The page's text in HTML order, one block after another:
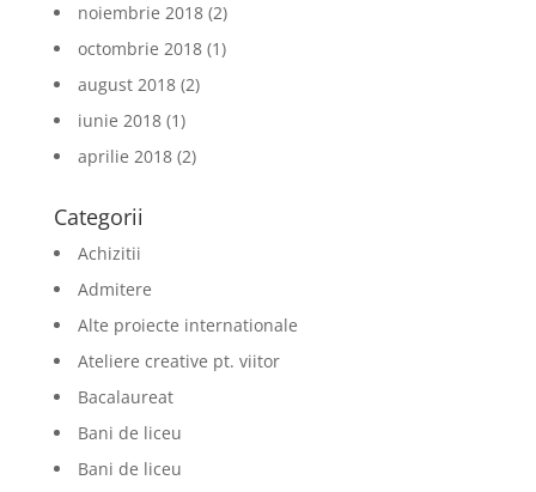
noiembrie 2018(2)
octombrie 2018(1)
august 2018(2)
iunie 2018(1)
aprilie 2018(2)
Categorii
Achizitii
Admitere
Alte proiecte internationale
Ateliere creative pt. viitor
Bacalaureat
Bani de liceu
Bani de liceu